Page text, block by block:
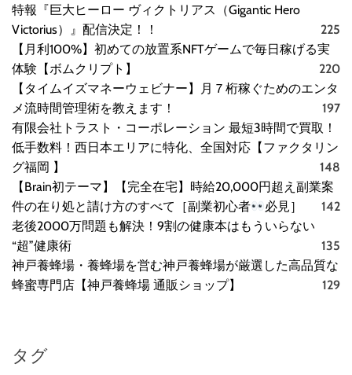
特報『巨大ヒーロー ヴィクトリアス（Gigantic Hero
Victorius）』配信決定！！
225
【月利100%】初めての放置系NFTゲームで毎日稼げる実
体験【ボムクリプト】
220
【タイムイズマネーウェビナー】月７桁稼ぐためのエンタ
メ流時間管理術を教えます！
197
有限会社トラスト・コーポレーション 最短3時間で買取！
低手数料！西日本エリアに特化、全国対応【ファクタリン
グ福岡 】
148
【Brain初テーマ】【完全在宅】時給20,000円超え副業案
件の在り処と請け方のすべて［副業初心者
必見］
142
老後2000万問題も解決！9割の健康本はもういらない
“超”健康術
135
神戸養蜂場・養蜂場を営む神戸養蜂場が厳選した高品質な
蜂蜜専門店【神戸養蜂場 通販ショップ】
129
タグ